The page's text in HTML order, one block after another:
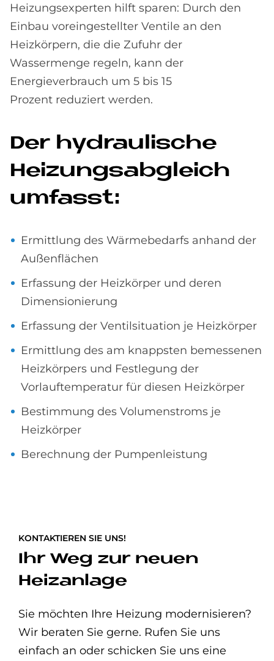
Heizungsexperten hilft sparen: Durch den
Einbau voreingestellter Ventile an den
Heizkörpern, die die Zufuhr der
Wassermenge regeln, kann der
Energieverbrauch um 5 bis 15
Prozent reduziert werden.
Der hy­drau­li­sche
Hei­zungs­ab­gleich
um­fasst:
Ermittlung des Wärmebedarfs anhand der
Außenflächen
Erfassung der Heizkörper und deren
Dimensionierung
Erfassung der Ventilsituation je Heizkörper
Ermittlung des am knappsten bemessenen
Heizkörpers und Festlegung der
Vorlauftemperatur für diesen Heizkörper
Bestimmung des Volumenstroms je
Heizkörper
Berechnung der Pumpenleistung
KONTAKTIEREN SIE UNS!
Ihr Weg zur neuen
Heizanlage
Sie möchten Ihre Heizung modernisieren?
Wir beraten Sie gerne. Rufen Sie uns
einfach an oder schicken Sie uns eine